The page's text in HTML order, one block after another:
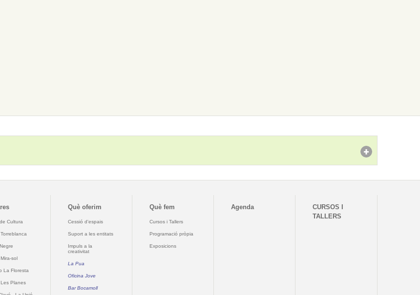
Cultura
sol
La Floresta
Planes
Què oferim
Cessió d'espais
Suport a les entitats
Impuls a la
creativitat
La Pua
Oficina Jove
Bar Bocamoll
Què fem
Cursos i Tallers
Programació pròpia
Exposicions
Agenda
CURSOS I
TALLERS